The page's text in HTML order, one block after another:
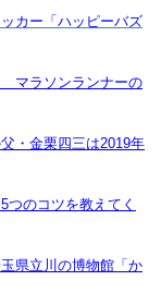
カー「ハッピーバズ
マラソンランナーの
・金栗四三は2019年
つのコツを教えてく
県立川の博物館「か